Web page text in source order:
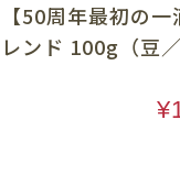
【50周年最初の
レンド 100g（豆／